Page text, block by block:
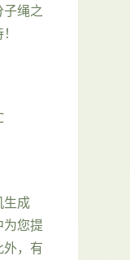
绳之
生成
您提
，有